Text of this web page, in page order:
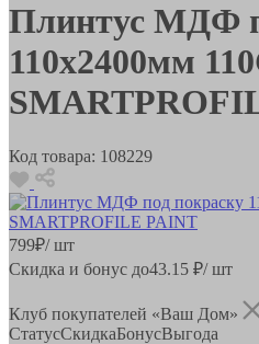
Плинтус МДФ
110х2400мм
Код товара: 108229
799₽/ шт
Скидка и бонус до43.15 ₽/ шт
Клуб покупателей «Ваш Дом»
СтатусСкидкаБонусВыгода